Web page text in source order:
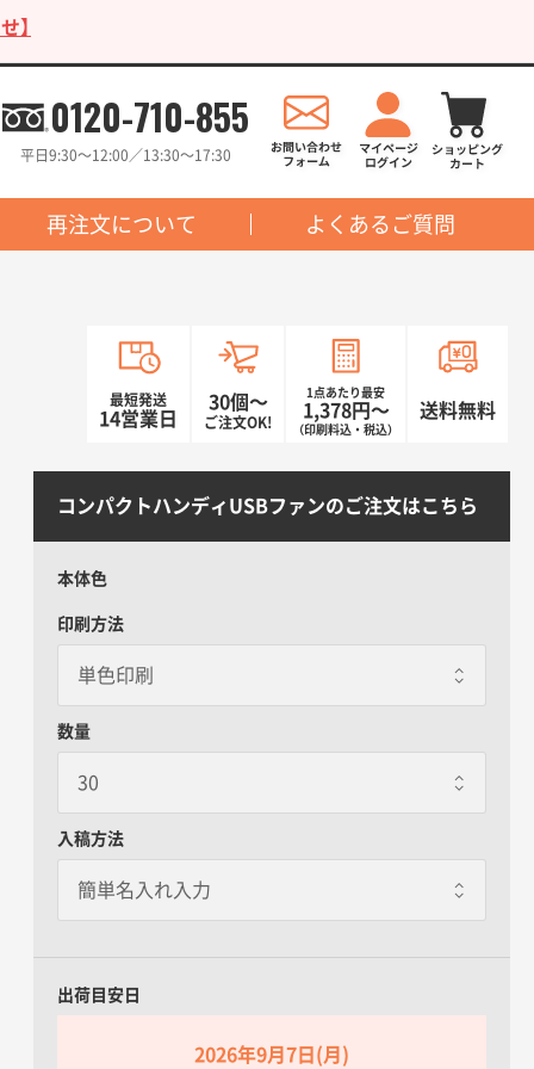
】
0120-710-855
平日9:30〜12:00／13:30〜17:30
再注文について よくあるご質問
最短発送
14営業日
30個〜
ご注文OK!
1点あたり最安
1,378円〜
（印刷料込・税込）
送料無料
コンパクトハンディUSBファンのご注文はこちら
本体色
印刷方法
数量
入稿方法
出荷目安日
2026年9月7日(月)